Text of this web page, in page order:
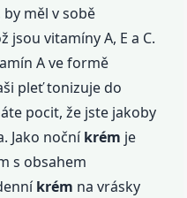
by měl v sobě
jsou vitamíny A, E a C.
A ve formě
pleť tonizuje do
pocit, že jste jakoby
Jako nočníkrém je
s obsahem
krém na vrásky